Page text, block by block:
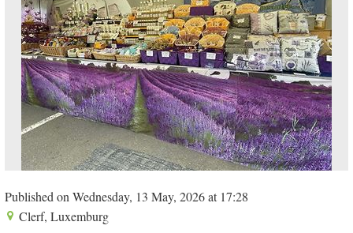
Published on Wednesday, 13 May, 2026 at 17:28
Clerf, Luxemburg